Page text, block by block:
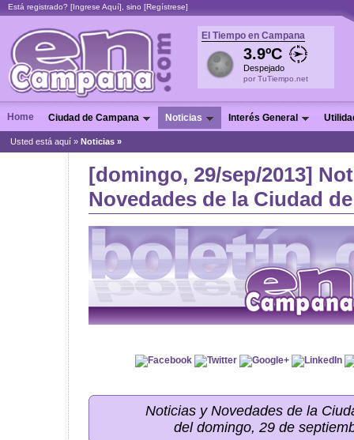
Está registrado? [Ingrese Aquí], sino [Regístrese]
El Tiempo en Campana
3.9ºC
Despejado
por TuTiempo.net
Home Ciudad de Campana Noticias Interés General
Usted está aquí » Noticias »
[domingo, 29/sep/2013]
Novedades de la Ciudad
Noticias y Novedades de la
del domingo, 29 de